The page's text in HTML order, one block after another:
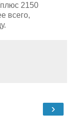
2150
всего,
›